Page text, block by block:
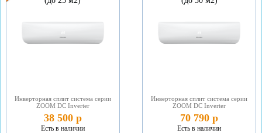
Инверторная сплит система серии
ZOOM DC Inverter
38 500 р
Есть в наличии
Инверторная сплит система серии
ZOOM DC Inverter
70 790 р
Есть в наличии